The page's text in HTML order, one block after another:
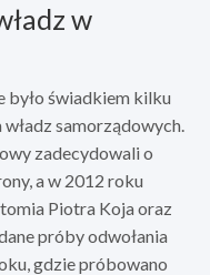
w
było świadkiem kilku
samorządowych.
zadecydowali o
a w 2012 roku
Piotra Koja oraz
próby odwołania
gdzie próbowano